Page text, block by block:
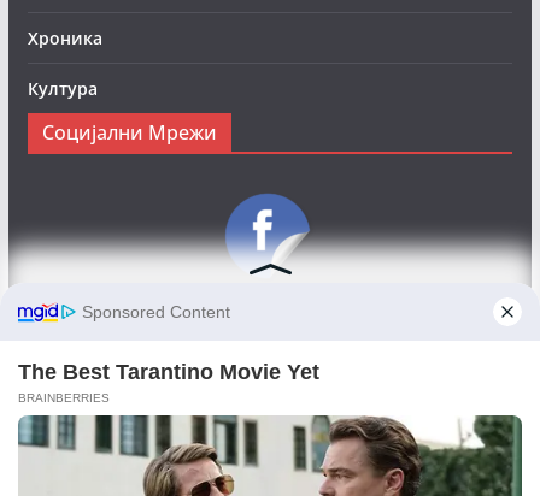
Хроника
Култура
Социјални Мрежи
Следете нè на Фејсбук за да сте во тек со најновите